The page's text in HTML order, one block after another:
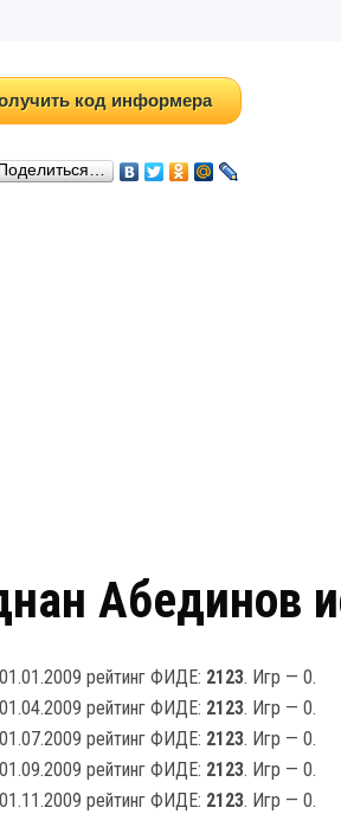
код информера
Поделиться…
Абединов
рейтинг ФИДЕ: 2123. Игр — 0.
рейтинг ФИДЕ: 2123. Игр — 0.
рейтинг ФИДЕ: 2123. Игр — 0.
рейтинг ФИДЕ: 2123. Игр — 0.
рейтинг ФИДЕ: 2123. Игр — 0.